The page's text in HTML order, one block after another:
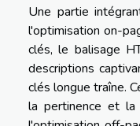
Une partie
l'optimisation on-
clés, le balisage
descriptions
clés longue traîne.
la pertinence et la